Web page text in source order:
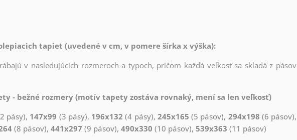
tapiet (uvedené v cm, v pomere šírka x výška):
v nasledujúcich rozmeroch a typoch, pričom každá veľkosť sa skladá z pásov
- bežné rozmery (motív tapety zostáva rovnaký, mení sa len veľkosť)
pásy), 147x99 (3 pásy), 196x132 (4 pásy), 245x165 (5 pásov), 294x198 (6 pásov),
(8 pásov), 441x297 (9 pásov), 490x330 (10 pásov), 539x363 (11 pásov)